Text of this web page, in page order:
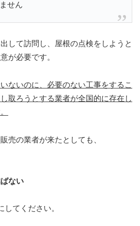
せん
して訪問し、屋根の点検をしようと
が必要です。
ないのに、必要のない工事をするこ
取ろうとする業者が全国的に存在し
売の業者が来たとしても、
ない
してください。